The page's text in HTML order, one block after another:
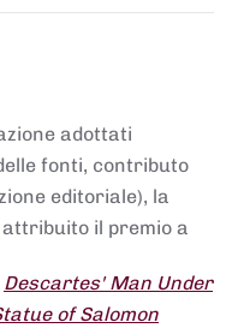
adottati
fonti, contributo
editoriale), la
il premio a
Descartes' Man Under
of Salomon